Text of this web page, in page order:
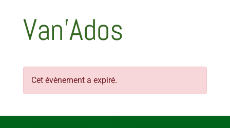
Van’Ados
Cet évènement a expiré.